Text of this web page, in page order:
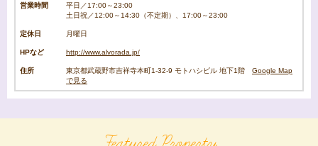
営業時間
平日／17:00～23:00
土日祝／12:00～14:30（不定期）、17:00～23:00
定休日 月曜日
HPなど http://www.alvorada.jp/
住所 東京都武蔵野市吉祥寺本町1-32-9 モトハシビル 地下1階 Google Map
で見る